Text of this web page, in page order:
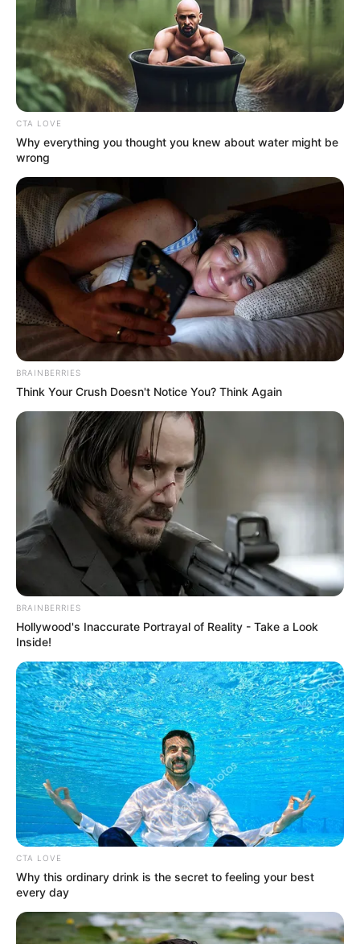
CTA LOVE
Why everything you thought you knew about water might be
wrong
BRAINBERRIES
Think Your Crush Doesn't Notice You? Think Again
BRAINBERRIES
Hollywood's Inaccurate Portrayal of Reality - Take a Look
Inside!
CTA LOVE
Why this ordinary drink is the secret to feeling your best
every day